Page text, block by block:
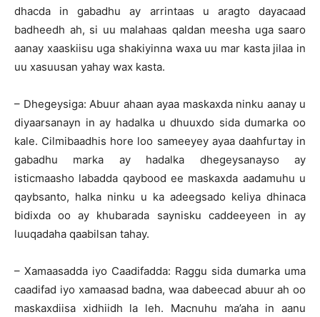
dhacda in gabadhu ay arrintaas u aragto dayacaad
badheedh ah, si uu malahaas qaldan meesha uga saaro
aanay xaaskiisu uga shakiyinna waxa uu mar kasta jilaa in
uu xasuusan yahay wax kasta.
– Dhegeysiga: Abuur ahaan ayaa maskaxda ninku aanay u
diyaarsanayn in ay hadalka u dhuuxdo sida dumarka oo
kale. Cilmibaadhis hore loo sameeyey ayaa daahfurtay in
gabadhu marka ay hadalka dhegeysanayso ay
isticmaasho labadda qaybood ee maskaxda aadamuhu u
qaybsanto, halka ninku u ka adeegsado keliya dhinaca
bidixda oo ay khubarada saynisku caddeeyeen in ay
luuqadaha qaabilsan tahay.
– Xamaasadda iyo Caadifadda: Raggu sida dumarka uma
caadifad iyo xamaasad badna, waa dabeecad abuur ah oo
maskaxdiisa xidhiidh la leh. Macnuhu ma’aha in aanu